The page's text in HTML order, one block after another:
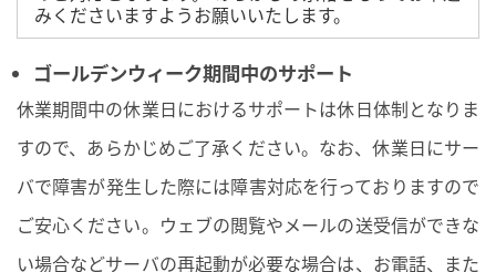
みくださいますようお願いいたします。
ゴールデンウィーク期間中のサポート
休業期間中の休業日におけるサポートは休日体制となりま
すので、あらかじめご了承ください。なお、休業日にサー
バで障害が発生した際には障害対応を行っておりますので
ご安心ください。ウェブの閲覧やメールの送受信ができな
い場合などサーバの再起動が必要な場合は、お電話、また